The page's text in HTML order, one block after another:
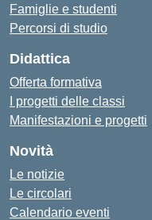
Famiglie e studenti
Percorsi di studio
Didattica
Offerta formativa
I progetti delle classi
Manifestazioni e progetti
Novità
Le notizie
Le circolari
Calendario eventi